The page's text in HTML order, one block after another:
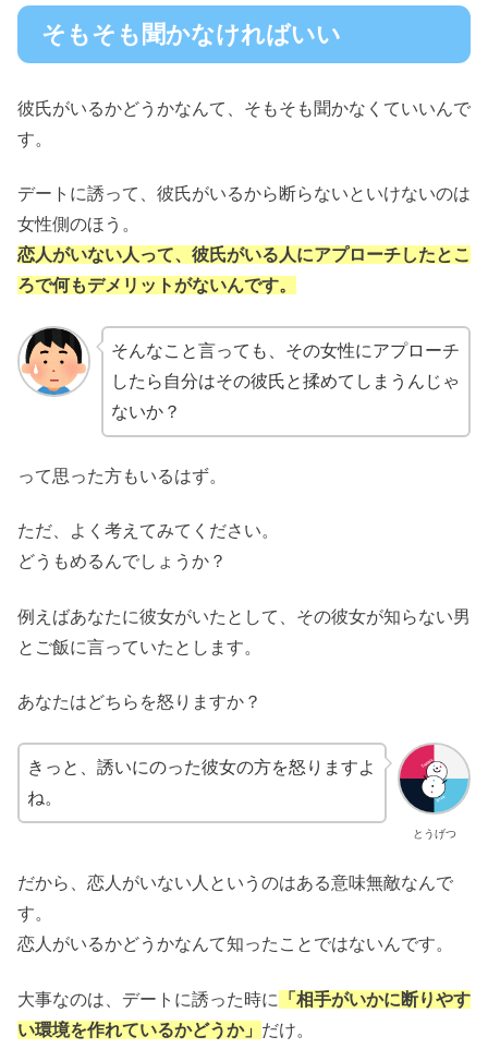
そもそも聞かなければいい
彼氏がいるかどうかなんて、そもそも聞かなくていいんで
す。
デートに誘って、彼氏がいるから断らないといけないのは
女性側のほう。
恋人がいない人って、彼氏がいる人にアプローチしたとこ
ろで何もデメリットがないんです。
そんなこと言っても、その女性にアプローチ
したら自分はその彼氏と揉めてしまうんじゃ
ないか？
って思った方もいるはず。
ただ、よく考えてみてください。
どうもめるんでしょうか？
例えばあなたに彼女がいたとして、その彼女が知らない男
とご飯に言っていたとします。
あなたはどちらを怒りますか？
とうげつ
きっと、誘いにのった彼女の方を怒りますよ
ね。
だから、恋人がいない人というのはある意味無敵なんで
す。
恋人がいるかどうかなんて知ったことではないんです。
大事なのは、デートに誘った時に
「相手がいかに断りやす
い環境を作れているかどうか」 だけ。